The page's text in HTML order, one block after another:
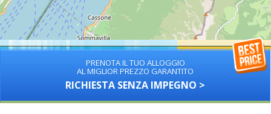
PRENOTA IL TUO ALLOGGIO
AL MIGLIOR PREZZO GARANTITO
RICHIESTA SENZA IMPEGNO >